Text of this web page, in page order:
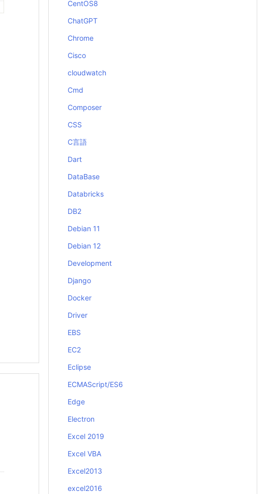
CentOS8
ChatGPT
Chrome
Cisco
cloudwatch
Cmd
Composer
CSS
C言語
Dart
DataBase
Databricks
DB2
Debian 11
Debian 12
Development
Django
Docker
Driver
EBS
EC2
Eclipse
ECMAScript/ES6
Edge
Electron
Excel 2019
Excel VBA
Excel2013
excel2016